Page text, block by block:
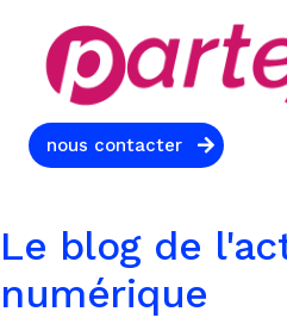
nous contacter
Le blog de
numérique